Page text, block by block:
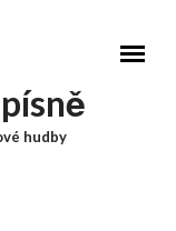
hudby